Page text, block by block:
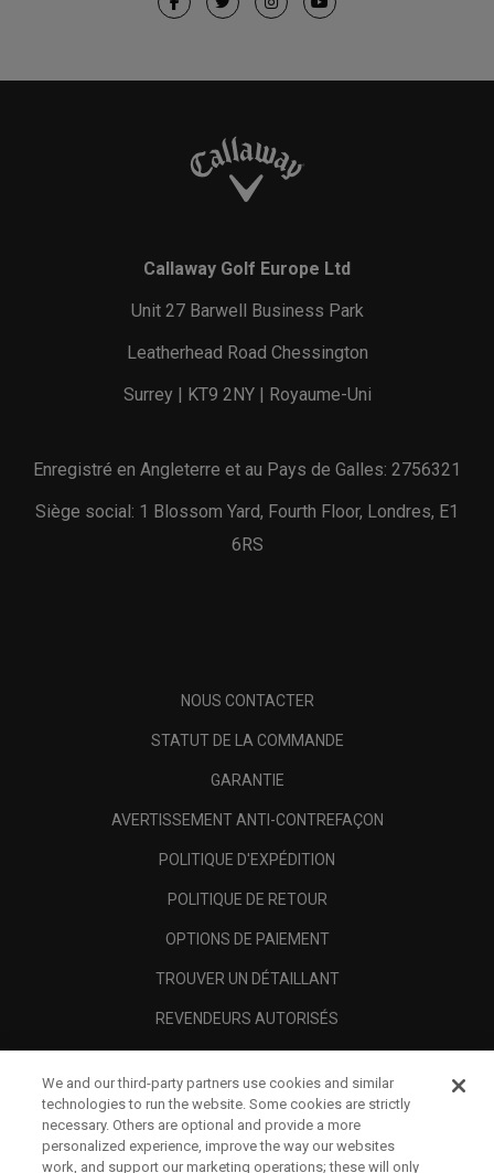
Callaway Golf Europe Ltd
Unit 27 Barwell Business Park
Leatherhead Road Chessington
Surrey | KT9 2NY | Royaume-Uni
Enregistré en Angleterre et au Pays de Galles: 2756321
Siège social: 1 Blossom Yard, Fourth Floor, Londres, E1
6RS
NOUS CONTACTER
STATUT DE LA COMMANDE
GARANTIE
AVERTISSEMENT ANTI-CONTREFAÇON
POLITIQUE D'EXPÉDITION
POLITIQUE DE RETOUR
OPTIONS DE PAIEMENT
TROUVER UN DÉTAILLANT
REVENDEURS AUTORISÉS
A PROPOS
MENTIONS LÉGALES
We and our third-party partners use cookies and similar
technologies to run the website. Some cookies are strictly
necessary. Others are optional and provide a more
personalized experience, improve the way our websites
work, and support our marketing operations; these will only